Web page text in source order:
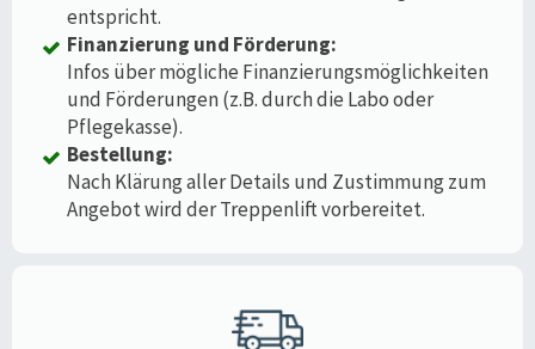
entspricht.
Finanzierung und Förderung:
Infos über mögliche Finanzierungsmöglichkeiten
und Förderungen (z.B. durch die Labo oder
Pflegekasse).
Bestellung:
Nach Klärung aller Details und Zustimmung zum
Angebot wird der Treppenlift vorbereitet.